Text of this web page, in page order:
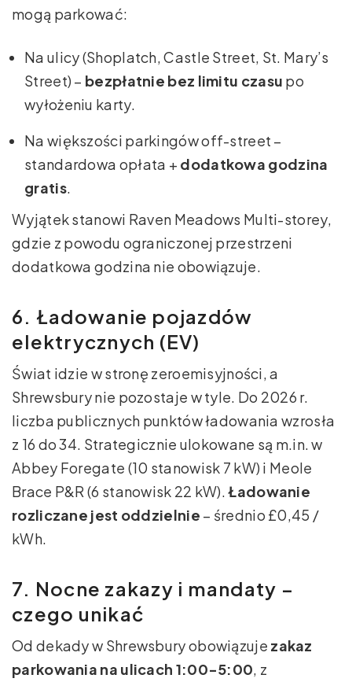
mogą parkować:
Na ulicy (Shoplatch, Castle Street, St. Mary’s
Street) – bezpłatnie bez limitu czasu po
wyłożeniu karty.
Na większości parkingów off-street –
standardowa opłata + dodatkowa godzina
gratis.
Wyjątek stanowi Raven Meadows Multi-storey,
gdzie z powodu ograniczonej przestrzeni
dodatkowa godzina nie obowiązuje.
6. Ładowanie pojazdów
elektrycznych (EV)
Świat idzie w stronę zeroemisyjności, a
Shrewsbury nie pozostaje w tyle. Do 2026 r.
liczba publicznych punktów ładowania wzrosła
z 16 do 34. Strategicznie ulokowane są m.in. w
Abbey Foregate (10 stanowisk 7 kW) i Meole
Brace P&R (6 stanowisk 22 kW).Ładowanie
rozliczane jest oddzielnie – średnio £0,45 /
kWh.
7. Nocne zakazy i mandaty –
czego unikać
Od dekady w Shrewsbury obowiązuje zakaz
parkowania na ulicach 1:00-5:00, z